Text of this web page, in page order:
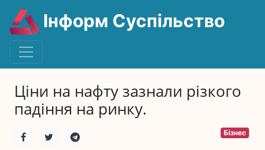
Інформ Суспільство
Ціни на нафту зазнали різкого
падіння на ринку.
Бізнес